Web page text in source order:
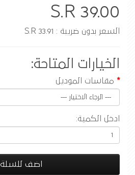
S.R 39.00
السعر بدون ضريبة : S.R 33.91
الخيارات المتاحة:
مقاسات الموديل
ادخل الكمية:
اضف للسلة